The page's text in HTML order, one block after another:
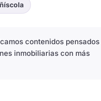
contenidos pensados
inmobiliarias con más